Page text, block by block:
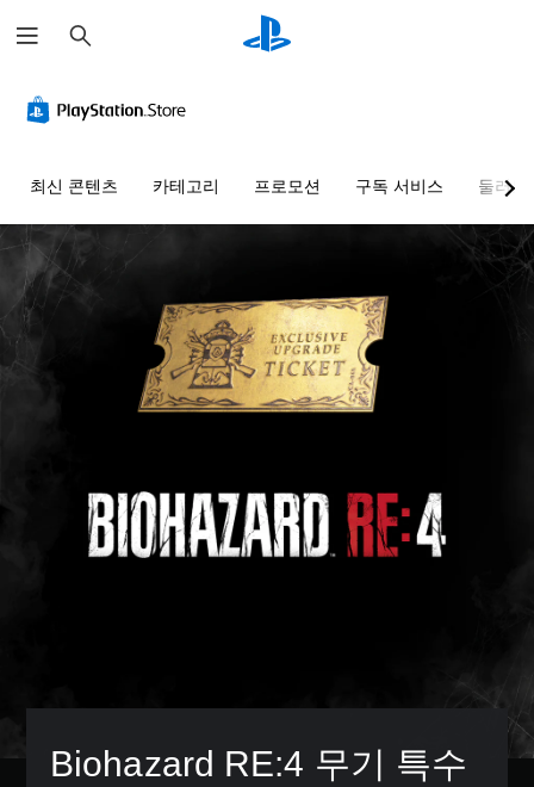
색
최신 콘텐츠 카테고리 프로모션 구독 서비스 둘러보
Biohazard RE:4 무기 특수